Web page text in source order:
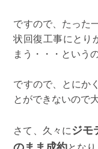
ですので、たった
状回復工事にとり
まう・・・という
ですので、とにか
とができないので
さて、久々に ジモ